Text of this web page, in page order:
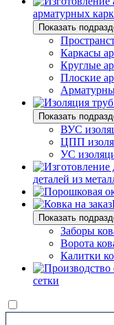
арматурных
Показать
Каркасы
Круглые
Плоские
Показать
ВУС
ЦПП
УС
деталей из
Показать
Заборы
Ворота
Калитки
сетки